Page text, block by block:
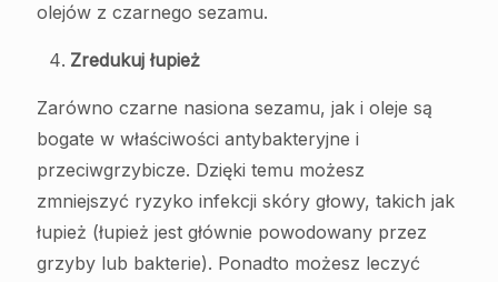
olejów z czarnego sezamu.
Zredukuj łupież
Zarówno czarne nasiona sezamu, jak i oleje są
bogate w właściwości antybakteryjne i
przeciwgrzybicze. Dzięki temu możesz
zmniejszyć ryzyko infekcji skóry głowy, takich jak
łupież (łupież jest głównie powodowany przez
grzyby lub bakterie). Ponadto możesz leczyć